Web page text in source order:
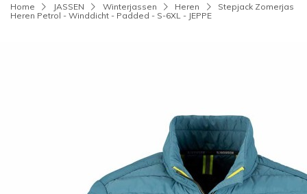
Home JASSEN Winterjassen Heren
Stepjack Zomerjas
Heren Petrol - Winddicht - Padded - S-6XL - JEPPE